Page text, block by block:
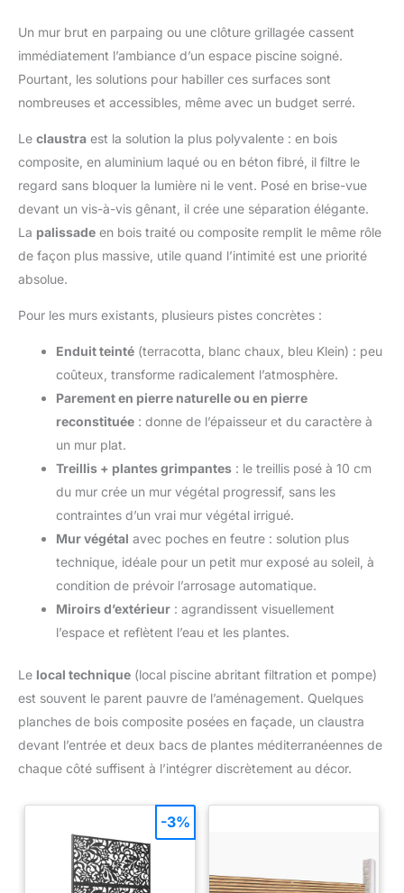
Un mur brut en parpaing ou une clôture grillagée cassent
immédiatement l’ambiance d’un espace piscine soigné.
Pourtant, les solutions pour habiller ces surfaces sont
nombreuses et accessibles, même avec un budget serré.
Le claustra est la solution la plus polyvalente : en bois
composite, en aluminium laqué ou en béton fibré, il filtre le
regard sans bloquer la lumière ni le vent. Posé en brise-vue
devant un vis-à-vis gênant, il crée une séparation élégante.
La palissade en bois traité ou composite remplit le même rôle
de façon plus massive, utile quand l’intimité est une priorité
absolue.
Pour les murs existants, plusieurs pistes concrètes :
Enduit teinté (terracotta, blanc chaux, bleu Klein) : peu
coûteux, transforme radicalement l’atmosphère.
Parement en pierre naturelle ou en pierre
reconstituée : donne de l’épaisseur et du caractère à
un mur plat.
Treillis + plantes grimpantes : le treillis posé à 10 cm
du mur crée un mur végétal progressif, sans les
contraintes d’un vrai mur végétal irrigué.
Mur végétal avec poches en feutre : solution plus
technique, idéale pour un petit mur exposé au soleil, à
condition de prévoir l’arrosage automatique.
Miroirs d’extérieur : agrandissent visuellement
l’espace et reflètent l’eau et les plantes.
Le local technique (local piscine abritant filtration et pompe)
est souvent le parent pauvre de l’aménagement. Quelques
planches de bois composite posées en façade, un claustra
devant l’entrée et deux bacs de plantes méditerranéennes de
chaque côté suffisent à l’intégrer discrètement au décor.
-3%